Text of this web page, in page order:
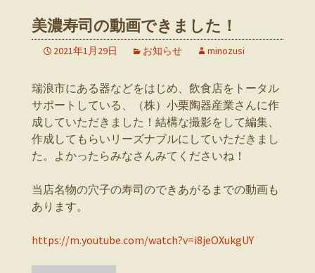
美濃寿司の動画できました！
2021年1月29日 お知らせ minozusi
瑞浪市にある器などをはじめ、飲食店をトータル
サポートしている、（株）小栗陶器産業さんに作
成していただきました！結構な撮影をして編集、
作成してもらいリーズナブルにしていただきまし
た。よかったらみなさんみてくださいね！
当店名物の穴子の寿司のできあがるまでの動画も
あります。
https://m.youtube.com/watch?v=i8jeOXukgUY